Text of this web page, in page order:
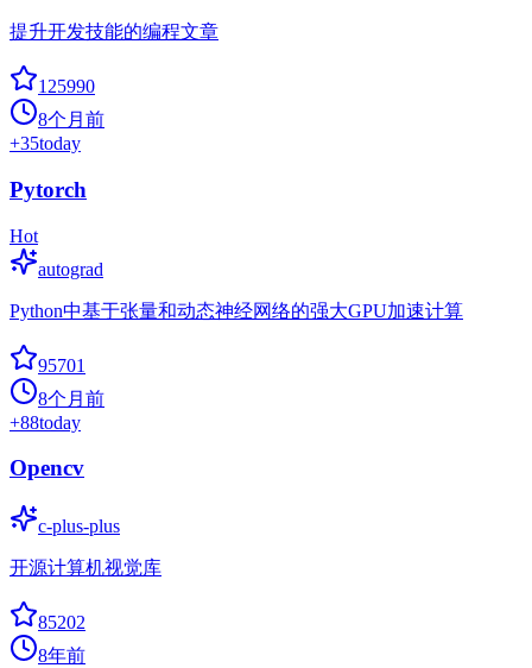
提升开发技能的编程文章
125990
8个月前
+35today
Pytorch
Hot
autograd
Python中基于张量和动态神经网络的强大GPU加速计算
95701
8个月前
+88today
Opencv
c-plus-plus
开源计算机视觉库
85202
8年前